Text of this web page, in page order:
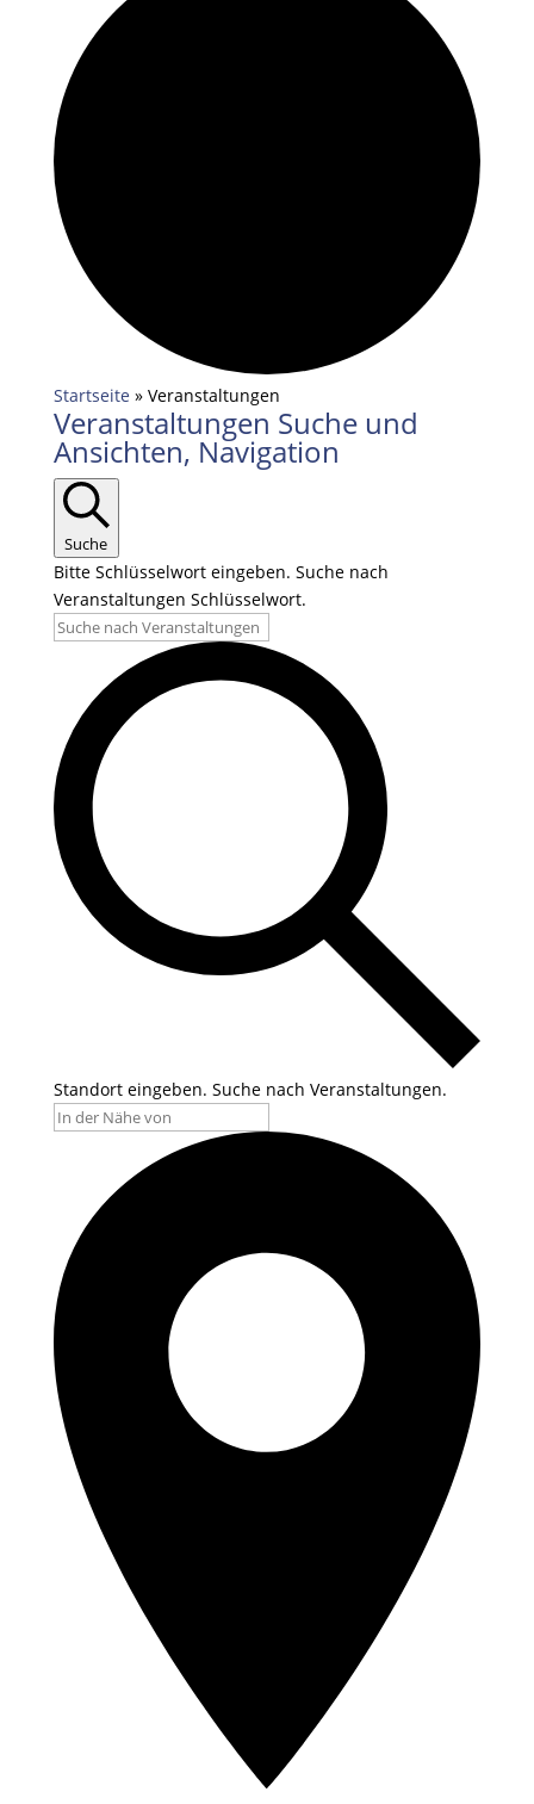
Startseite » Veranstaltungen
Veranstaltungen
für
14.09.2025
Veranstaltungen Suche und
Ansichten, Navigation
Suche
Bitte Schlüsselwort eingeben. Suche nach
Veranstaltungen Schlüsselwort.
Standort eingeben. Suche nach Veranstaltungen.